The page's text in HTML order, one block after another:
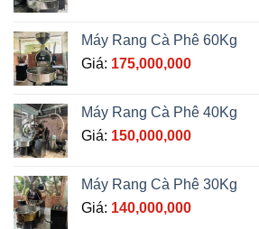
Máy Rang Cà Phê 60Kg
Giá: 175,000,000
Máy Rang Cà Phê 40Kg
Giá: 150,000,000
Máy Rang Cà Phê 30Kg
Giá: 140,000,000